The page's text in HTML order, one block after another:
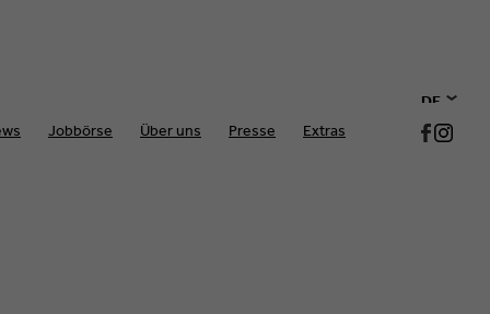
Jobbörse Über uns Presse Extras
DE
EN